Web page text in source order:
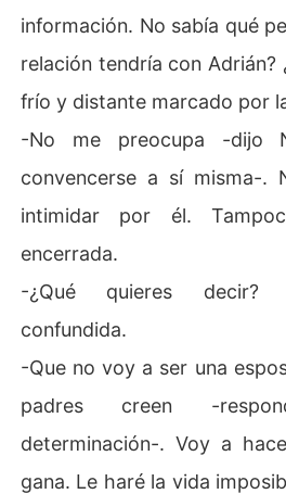
información. No sabía qué
relación tendría con Adrián?
frío y distante marcado por
-No me preocupa -dijo
convencerse a sí misma-.
intimidar por él.
encerrada.
-¿Qué quieres decir?
confundida.
-Que no voy a ser una
padres creen -
determinación-. Voy a
gana. Le haré la vida